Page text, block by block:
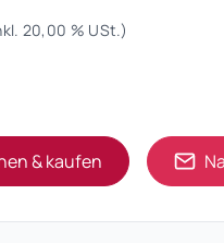
20,00 % USt.)
& kaufen
in neuem Tab)
in neuem Tab)